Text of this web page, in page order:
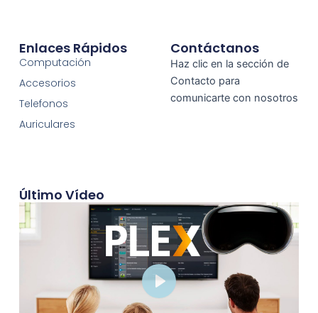
Enlaces Rápidos
Computación
Accesorios
Telefonos
Auriculares
Contáctanos
Haz clic en la sección de
Contacto para
comunicarte con nosotros
Último Vídeo
Play